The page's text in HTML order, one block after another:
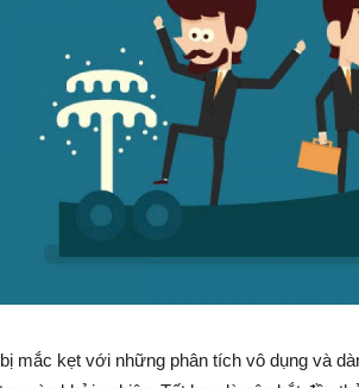
Làm
–
mắc kẹt với những phân tích vô dụng và